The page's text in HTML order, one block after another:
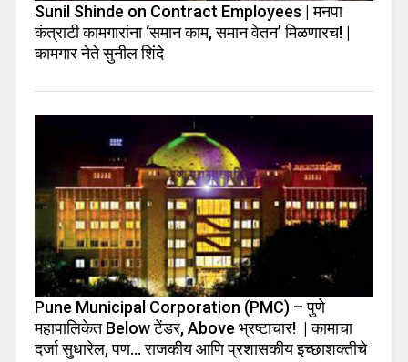
Sunil Shinde on Contract Employees | मनपा
कंत्राटी कामगारांना ‘समान काम, समान वेतन’ मिळणारच! |
कामगार नेते सुनील शिंदे
Pune Municipal Corporation (PMC) – पुणे
महापालिकेत Below टेंडर, Above भ्रष्टाचार! | कामाचा
दर्जा सुधारेल, पण… राजकीय आणि प्रशासकीय इच्छाशक्तीचे